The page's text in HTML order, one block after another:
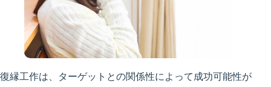
復縁工作は、ターゲットとの関係性によって成功可能性が